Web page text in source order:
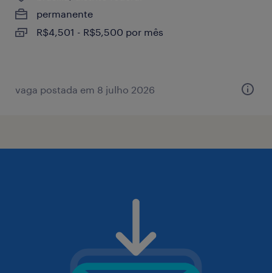
permanente
R$4,501 - R$5,500 por mês
vaga postada em 8 julho 2026